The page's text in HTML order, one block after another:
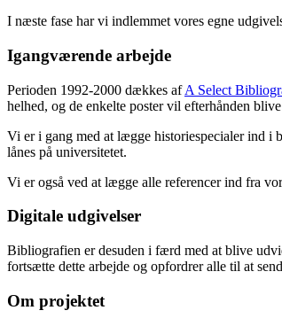
I næste fase har vi indlemmet vores egne
Igangværende arbejde
Perioden 1992-2000 dækkes afA Select
helhed, og de enkelte poster vil efterhånden
Vi er i gang med at lægge historiespecialer ind i
lånes på universitetet.
Vi er også ved at lægge alle referencer ind fra
Digitale udgivelser
Bibliografien er desuden i færd med at blive
fortsætte dette arbejde og opfordrer alle til at
Om projektet